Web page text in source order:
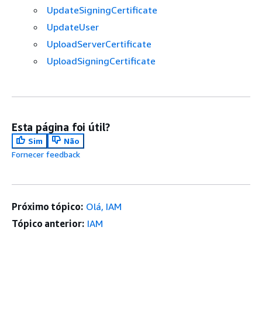
UpdateSigningCertificate
UpdateUser
UploadServerCertificate
UploadSigningCertificate
Esta página foi útil?
Sim
Não
Fornecer feedback
Próximo tópico: Olá, IAM
Tópico anterior: IAM